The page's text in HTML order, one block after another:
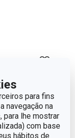
para fins
navegação na
lhe mostrar
com base
hábitos de